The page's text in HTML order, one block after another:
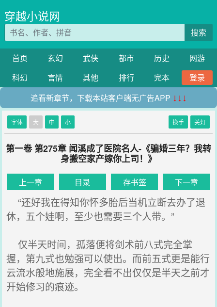
穿越小说网
搜索
首页 玄幻 武侠 都市 历史
网游
科幻
言情 其他 排行 完本
登录
追看新章节，下载本站客户端无广告APP ↓↓↓
字体 大 中 小 换手 关灯
第一卷 第275章 闻溪成了医院名人-《骗婚三年？我转
身搬空家产嫁你上司！》
上一章 目录 存书签 下一章
“还好我在得知你怀多胎后当机立断去办了退
休，五个娃啊，至少也需要三个人带。”
仅半天时间，孤落便将剑术前八式完全掌
握，第九式也勉强可以使出。而前五式更是能行
云流水般地施展，完全看不出仅仅是半天之前才
开始修习的痕迹。